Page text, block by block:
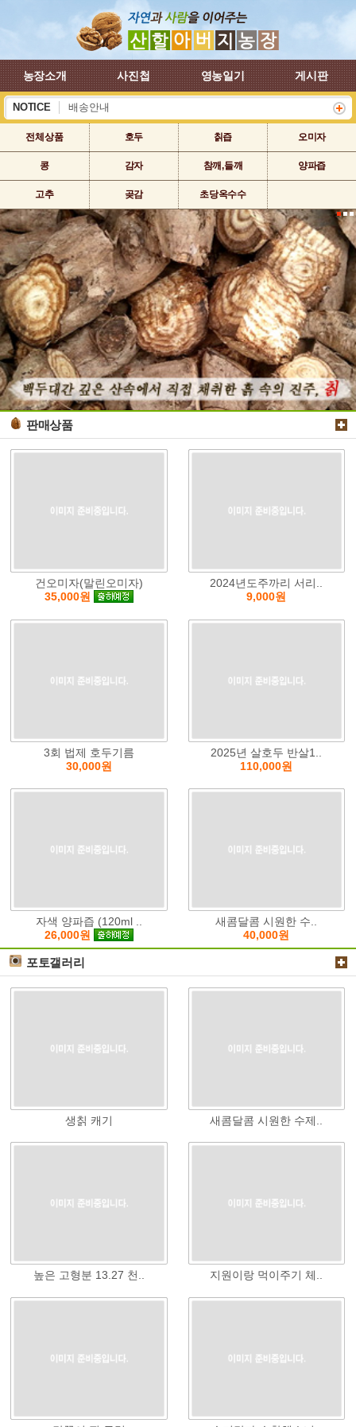
농장소개 사진첩 영농일기 게시판
NOTICE
하계 휴가 배송안내
배송안내
전체상품 호두 칡즙 오미자
콩 감자 참깨,들깨 양파즙
고추 곶감 초당옥수수
판매상품
건오미자(말린오미자)
35,000원
2024년도주까리 서리..
9,000원
3회 법제 호두기름
30,000원
2025년 살호두 반살1..
110,000원
자색 양파즙 (120ml ..
26,000원
새콤달콤 시원한 수..
40,000원
포토갤러리
생칡 캐기 새콤달콤 시원한 수제..
높은 고형분 13.27 천.. 지원이랑 먹이주기 체..